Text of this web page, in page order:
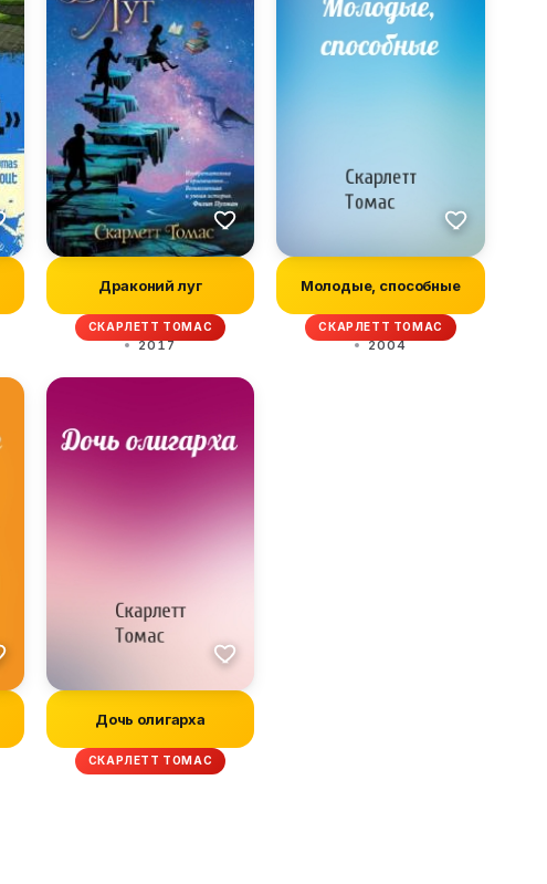
Драконий луг
СКАРЛЕТТ ТОМАС
2017
Молодые, способные
СКАРЛЕТТ ТОМАС
2004
Дочь олигарха
СКАРЛЕТТ ТОМАС